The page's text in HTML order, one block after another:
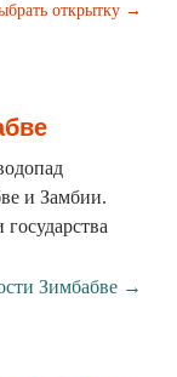
открытку →
и Замбии.
Зимбабве →